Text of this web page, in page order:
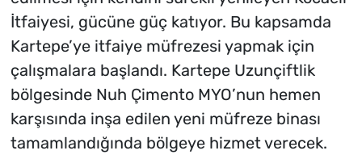
İtfaiyesi, gücüne güç katıyor. Bu kapsamda
Kartepe’ye itfaiye müfrezesi yapmak için
çalışmalara başlandı. Kartepe Uzunçiftlik
bölgesinde Nuh Çimento MYO’nun hemen
karşısında inşa edilen yeni müfreze binası
tamamlandığında bölgeye hizmet verecek.